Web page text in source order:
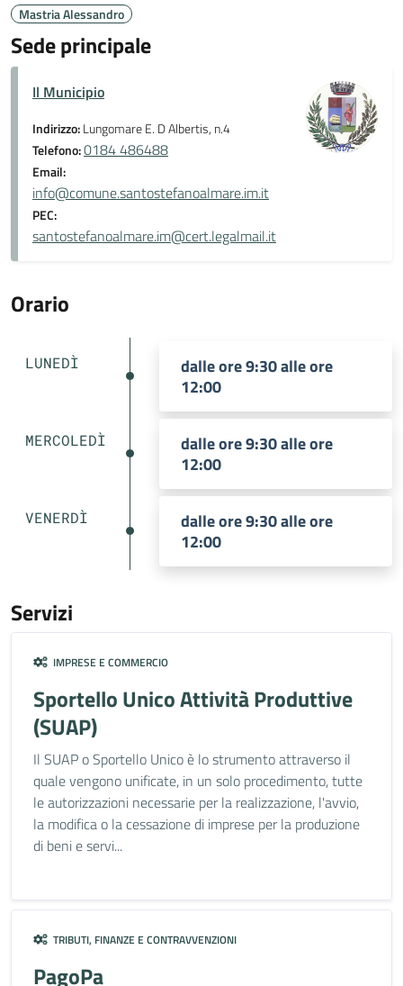
Mastria Alessandro
Sede principale
Il Municipio
Indirizzo:Lungomare E. D Albertis, n.4
Telefono:0184 486488
Email:
info@comune.santostefanoalmare.im.it
PEC:
santostefanoalmare.im@cert.legalmail.it
Orario
LUNEDÌ
dalle ore 9:30 alle ore
12:00
MERCOLEDÌ
dalle ore 9:30 alle ore
12:00
VENERDÌ
dalle ore 9:30 alle ore
12:00
Servizi
IMPRESE E COMMERCIO
Sportello Unico Attività Produttive
(SUAP)
Il SUAP o Sportello Unico è lo strumento attraverso il
quale vengono unificate, in un solo procedimento, tutte
le autorizzazioni necessarie per la realizzazione, l'avvio,
la modifica o la cessazione di imprese per la produzione
di beni e servi...
TRIBUTI, FINANZE E CONTRAVVENZIONI
PagoPa